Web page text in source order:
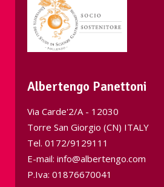
Albertengo Panettoni
Via Carde'2/A - 12030
Torre San Giorgio (CN) ITALY
Tel. 0172/9129111
E-mail: info@albertengo.com
P.Iva: 01876670041